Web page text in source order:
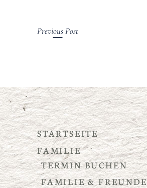
Previous Post
STARTSEITE
FAMILIE
TERMIN BUCHEN
FAMILIE & FREUNDE